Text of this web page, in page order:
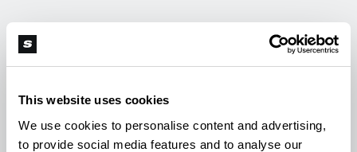
This website uses cookies
We use cookies to personalise content and advertising,
to provide social media features and to analyse our
Je suis contre l’interdiction du HHC car je pense
que toutes les molécules issues du cannabis de
génèrent donc un réponse physiologique.